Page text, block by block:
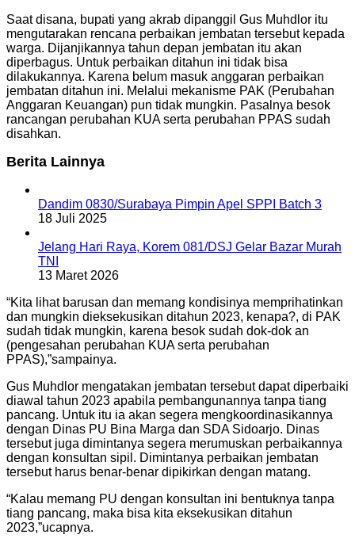
Saat disana, bupati yang akrab dipanggil Gus Muhdlor itu
mengutarakan rencana perbaikan jembatan tersebut kepada
warga. Dijanjikannya tahun depan jembatan itu akan
diperbagus. Untuk perbaikan ditahun ini tidak bisa
dilakukannya. Karena belum masuk anggaran perbaikan
jembatan ditahun ini. Melalui mekanisme PAK (Perubahan
Anggaran Keuangan) pun tidak mungkin. Pasalnya besok
rancangan perubahan KUA serta perubahan PPAS sudah
disahkan.
Berita Lainnya
Dandim 0830/Surabaya Pimpin Apel SPPI Batch 3
18 Juli 2025
Jelang Hari Raya, Korem 081/DSJ Gelar Bazar Murah
TNI
13 Maret 2026
“Kita lihat barusan dan memang kondisinya memprihatinkan
dan mungkin dieksekusikan ditahun 2023, kenapa?, di PAK
sudah tidak mungkin, karena besok sudah dok-dok an
(pengesahan perubahan KUA serta perubahan
PPAS),”sampainya.
Gus Muhdlor mengatakan jembatan tersebut dapat diperbaiki
diawal tahun 2023 apabila pembangunannya tanpa tiang
pancang. Untuk itu ia akan segera mengkoordinasikannya
dengan Dinas PU Bina Marga dan SDA Sidoarjo. Dinas
tersebut juga dimintanya segera merumuskan perbaikannya
dengan konsultan sipil. Dimintanya perbaikan jembatan
tersebut harus benar-benar dipikirkan dengan matang.
“Kalau memang PU dengan konsultan ini bentuknya tanpa
tiang pancang, maka bisa kita eksekusikan ditahun
2023,”ucapnya.